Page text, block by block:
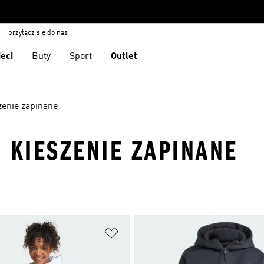
przyłącz się do nas
Buty Sport Outlet
zapinane
ZAPINANE
Dodaj do listy życzeń